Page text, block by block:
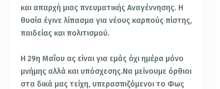
και απαρχή μιας πνευματικής Αναγέννησης. Η
θυσία έγινε λίπασμα για νέους καρπούς πίστης,
παιδείας και πολιτισμού.
Η 29η Μαΐου ας είναι για εμάς όχι ημέρα μόνο
μνήμης αλλά και υπόσχεσης.Να μείνουμε όρθιοι
στα δικά μας τείχη, υπερασπιζόμενοι το Φως